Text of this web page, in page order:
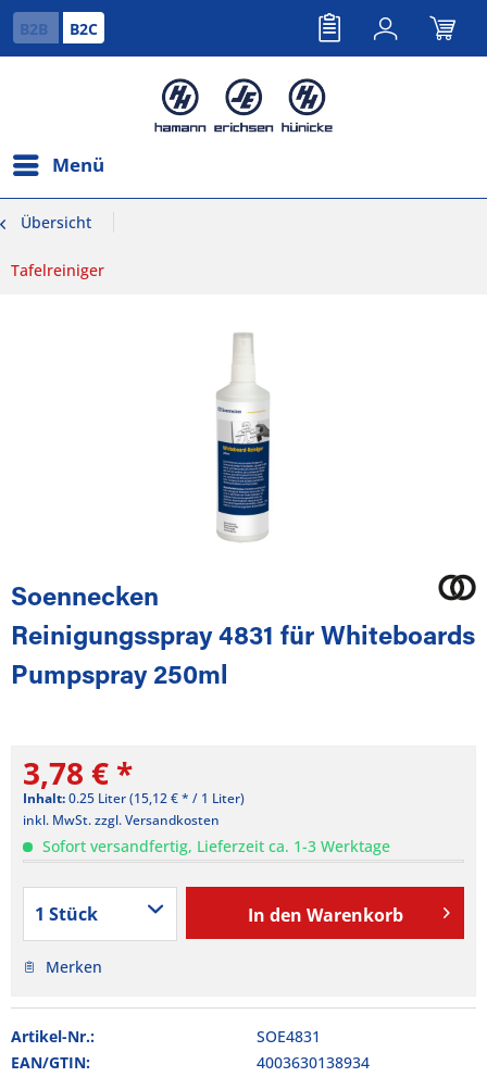
B2B B2C
Menü
Übersicht
Tafelreiniger
Soennecken
Reinigungsspray 4831 für Whiteboards
Pumpspray 250ml
3,78 € *
Inhalt:0.25 Liter (15,12 € * / 1 Liter)
inkl. MwSt.zzgl. Versandkosten
Sofort versandfertig, Lieferzeit ca. 1-3 Werktage
In den Warenkorb
Merken
Artikel-Nr.:
SOE4831
EAN/GTIN:
4003630138934